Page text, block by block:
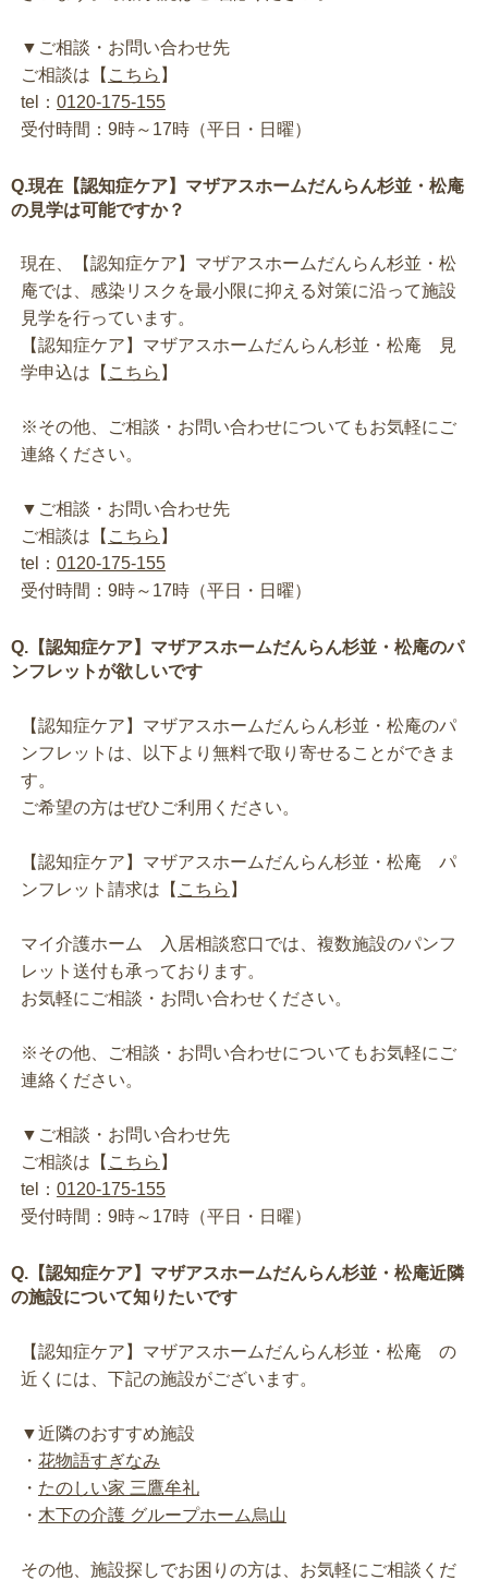
▼ご相談・お問い合わせ先
ご相談は【 こちら 】
tel： 0120-175-155
受付時間：9時～17時（平日・日曜）
Q.現在【認知症ケア】マザアスホームだんらん杉並・松庵
の見学は可能ですか？
現在、【認知症ケア】マザアスホームだんらん杉並・松
庵では、感染リスクを最小限に抑える対策に沿って施設
見学を行っています。
【認知症ケア】マザアスホームだんらん杉並・松庵 見
学申込は【 こちら 】
※その他、ご相談・お問い合わせについてもお気軽にご
連絡ください。
▼ご相談・お問い合わせ先
ご相談は【 こちら 】
tel： 0120-175-155
受付時間：9時～17時（平日・日曜）
Q.【認知症ケア】マザアスホームだんらん杉並・松庵のパ
ンフレットが欲しいです
【認知症ケア】マザアスホームだんらん杉並・松庵のパ
ンフレットは、以下より無料で取り寄せることができま
す。
ご希望の方はぜひご利用ください。
【認知症ケア】マザアスホームだんらん杉並・松庵 パ
ンフレット請求は【 こちら 】
マイ介護ホーム 入居相談窓口では、複数施設のパンフ
レット送付も承っております。
お気軽にご相談・お問い合わせください。
※その他、ご相談・お問い合わせについてもお気軽にご
連絡ください。
▼ご相談・お問い合わせ先
ご相談は【 こちら 】
tel： 0120-175-155
受付時間：9時～17時（平日・日曜）
Q.【認知症ケア】マザアスホームだんらん杉並・松庵近隣
の施設について知りたいです
【認知症ケア】マザアスホームだんらん杉並・松庵 の
近くには、下記の施設がございます。
▼近隣のおすすめ施設
・ 花物語すぎなみ
・ たのしい家 三鷹牟礼
・ 木下の介護 グループホーム烏山
その他、施設探しでお困りの方は、お気軽にご相談くだ